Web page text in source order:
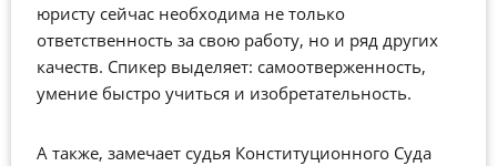
юристу сейчас необходима не только
ответственность за свою работу, но и ряд других
качеств. Спикер выделяет: самоотверженность,
умение быстро учиться и изобретательность.
А также, замечает судья Конституционного Суда